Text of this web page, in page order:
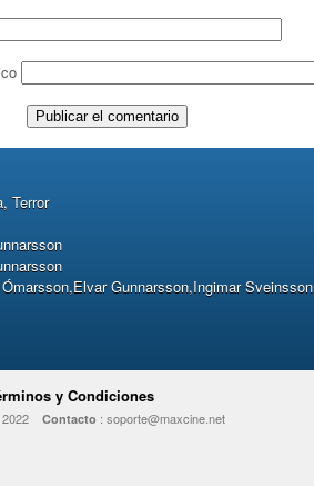
Terror
Gunnarsson,Ingimar Sveinsson
y Condiciones
2022 Contacto : soporte@maxcine.net